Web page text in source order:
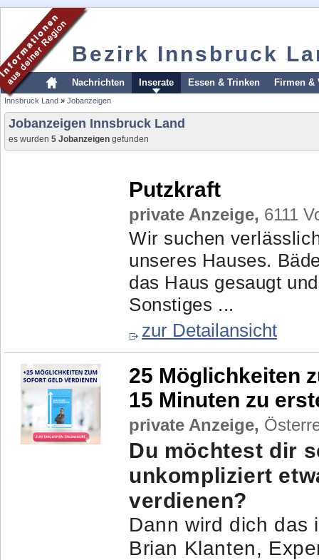
Bezirk Innsbruck
Nachrichten Inserate Essen & Trinken Firmen &
Innsbruck Land » Jobanzeigen
Jobanzeigen Innsbruck Land
es wurden 5 Jobanzeigen gefunden
Putzkraft
private Anzeige, 6111
Wir suchen
unseres Hauses.
das Haus gesaugt
Sonstiges ...
zur Detailansicht
25 Möglichkeiten
15 Minuten zu
private Anzeige,
Du möchtest dir
unkompliziert
verdienen?
Dann wird dich das
Brian Klanten,